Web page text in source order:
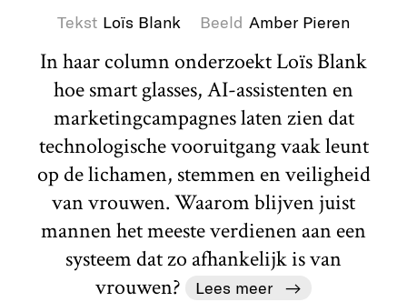
Tekst Loïs Blank Beeld Amber Pieren
In haar column onderzoekt Loïs Blank
hoe smart glasses, AI-assistenten en
marketingcampagnes laten zien dat
technologische vooruitgang vaak leunt
op de lichamen, stemmen en veiligheid
van vrouwen. Waarom blijven juist
mannen het meeste verdienen aan een
systeem dat zo afhankelijk is van
vrouwen?
Lees meer